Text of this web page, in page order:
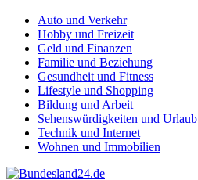
Auto und Verkehr
Hobby und Freizeit
Geld und Finanzen
Familie und Beziehung
Gesundheit und Fitness
Lifestyle und Shopping
Bildung und Arbeit
Sehenswürdigkeiten und Urlaub
Technik und Internet
Wohnen und Immobilien